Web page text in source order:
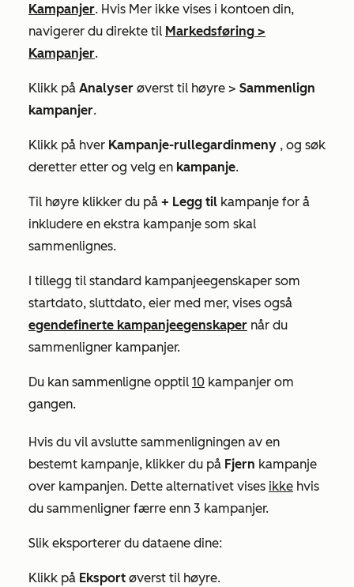
Kampanjer. Hvis Mer ikke vises i kontoen din,
navigerer du direkte til Markedsføring >
Kampanjer.
Klikk på Analyser øverst til høyre > Sammenlign
kampanjer.
Klikk på hver Kampanje-rullegardinmeny , og søk
deretter etter og velg en kampanje.
Til høyre klikker du på + Legg til kampanje for å
inkludere en ekstra kampanje som skal
sammenlignes.
I tillegg til standard kampanjeegenskaper som
startdato, sluttdato, eier med mer, vises også
egendefinerte kampanjeegenskaper når du
sammenligner kampanjer.
Du kan sammenligne opptil 10 kampanjer om
gangen.
Hvis du vil avslutte sammenligningen av en
bestemt kampanje, klikker du på Fjern kampanje
over kampanjen. Dette alternativet vises ikke hvis
du sammenligner færre enn 3 kampanjer.
Slik eksporterer du dataene dine:
Klikk på Eksport øverst til høyre.